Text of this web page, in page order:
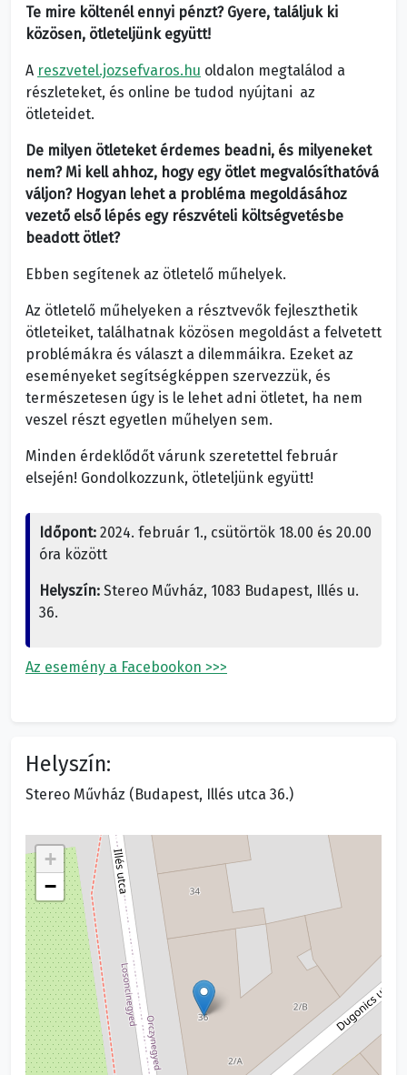
Te mire költenél ennyi pénzt? Gyere, találjuk ki
közösen, ötleteljünk együtt!
A reszvetel.jozsefvaros.hu oldalon megtalálod a
részleteket, és online be tudod nyújtani az
ötleteidet.
De milyen ötleteket érdemes beadni, és milyeneket
nem? Mi kell ahhoz, hogy egy ötlet megvalósíthatóvá
váljon? Hogyan lehet a probléma megoldásához
vezető első lépés egy részvételi költségvetésbe
beadott ötlet?
Ebben segítenek az ötletelő műhelyek.
Az ötletelő műhelyeken a résztvevők fejleszthetik
ötleteiket, találhatnak közösen megoldást a felvetett
problémákra és választ a dilemmáikra. Ezeket az
eseményeket segítségképpen szervezzük, és
természetesen úgy is le lehet adni ötletet, ha nem
veszel részt egyetlen műhelyen sem.
Minden érdeklődőt várunk szeretettel február
elsején! Gondolkozzunk, ötleteljünk együtt!
Időpont: 2024. február 1., csütörtök 18.00 és 20.00
óra között
Helyszín: Stereo Művház, 1083 Budapest, Illés u.
36.
Az esemény a Facebookon >>>
Helyszín:
Stereo Művház (Budapest, Illés utca 36.)
+
−